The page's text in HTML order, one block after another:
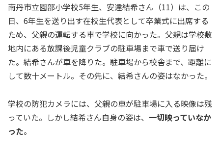
南丹市立園部小学校5年生、安達結希さん（11）は、この
日、6年生を送り出す在校生代表として卒業式に出席する
ため、父親の運転する車で学校に向かった。父親は学校敷
地内にある放課後児童クラブの駐車場まで車で送り届け
た。結希さんが車を降りた。駐車場から校舎まで、距離に
して数十メートル。その先に、結希さんの姿はなかった。
学校の防犯カメラには、父親の車が駐車場に入る映像は残
っていた。しかし結希さん自身の姿は、 一切映っていなか
った。